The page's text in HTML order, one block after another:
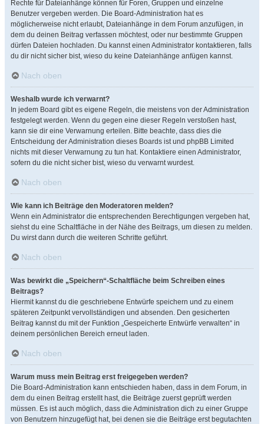
Rechte für Dateianhänge können für Foren, Gruppen und einzelne
Benutzer vergeben werden. Die Board-Administration hat es
möglicherweise nicht erlaubt, Dateianhänge in dem Forum anzufügen, in
dem du deinen Beitrag verfassen möchtest, oder nur bestimmte Gruppen
dürfen Dateien hochladen. Du kannst einen Administrator kontaktieren, falls
du dir nicht sicher bist, wieso du keine Dateianhänge anfügen kannst.
Nach oben
Weshalb wurde ich verwarnt?
In jedem Board gibt es eigene Regeln, die meistens von der Administration
festgelegt werden. Wenn du gegen eine dieser Regeln verstoßen hast,
kann sie dir eine Verwarnung erteilen. Bitte beachte, dass dies die
Entscheidung der Administration dieses Boards ist und phpBB Limited
nichts mit dieser Verwarnung zu tun hat. Kontaktiere einen Administrator,
sofern du die nicht sicher bist, wieso du verwarnt wurdest.
Nach oben
Wie kann ich Beiträge den Moderatoren melden?
Wenn ein Administrator die entsprechenden Berechtigungen vergeben hat,
siehst du eine Schaltfläche in der Nähe des Beitrags, um diesen zu melden.
Du wirst dann durch die weiteren Schritte geführt.
Nach oben
Was bewirkt die „Speichern“-Schaltfläche beim Schreiben eines
Beitrags?
Hiermit kannst du die geschriebene Entwürfe speichern und zu einem
späteren Zeitpunkt vervollständigen und absenden. Den gesicherten
Beitrag kannst du mit der Funktion „Gespeicherte Entwürfe verwalten“ in
deinem persönlichen Bereich erneut laden.
Nach oben
Warum muss mein Beitrag erst freigegeben werden?
Die Board-Administration kann entschieden haben, dass in dem Forum, in
dem du einen Beitrag erstellt hast, die Beiträge zuerst geprüft werden
müssen. Es ist auch möglich, dass die Administration dich zu einer Gruppe
von Benutzern hinzugefügt hat, bei denen sie die Beiträge erst begutachten